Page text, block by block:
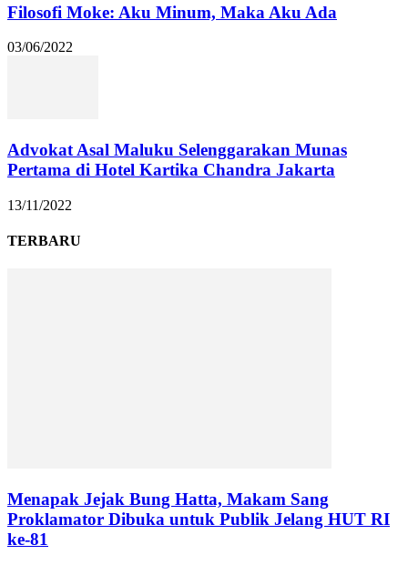
Filosofi Moke: Aku Minum, Maka Aku Ada
03/06/2022
Advokat Asal Maluku Selenggarakan Munas
Pertama di Hotel Kartika Chandra Jakarta
13/11/2022
TERBARU
Menapak Jejak Bung Hatta, Makam Sang
Proklamator Dibuka untuk Publik Jelang HUT RI
ke-81